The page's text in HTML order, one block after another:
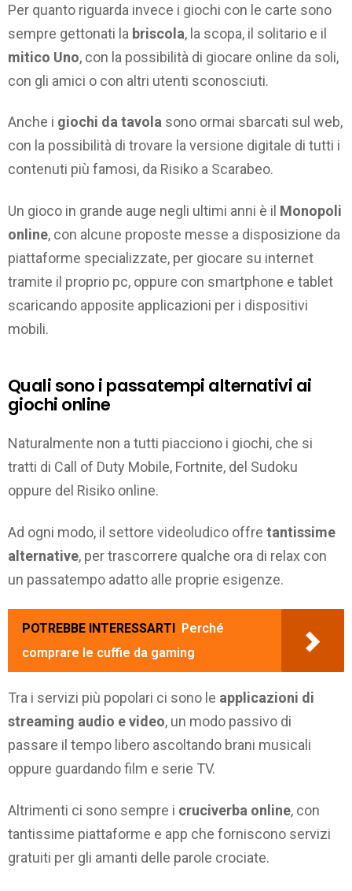
Per quanto riguarda invece i giochi con le carte sono
sempre gettonati la briscola, la scopa, il solitario e il
mitico Uno, con la possibilità di giocare online da soli,
con gli amici o con altri utenti sconosciuti.
Anche i giochi da tavola sono ormai sbarcati sul web,
con la possibilità di trovare la versione digitale di tutti i
contenuti più famosi, da Risiko a Scarabeo.
Un gioco in grande auge negli ultimi anni è il Monopoli
online, con alcune proposte messe a disposizione da
piattaforme specializzate, per giocare su internet
tramite il proprio pc, oppure con smartphone e tablet
scaricando apposite applicazioni per i dispositivi
mobili.
Quali sono i passatempi alternativi ai
giochi online
Naturalmente non a tutti piacciono i giochi, che si
tratti di Call of Duty Mobile, Fortnite, del Sudoku
oppure del Risiko online.
Ad ogni modo, il settore videoludico offre tantissime
alternative, per trascorrere qualche ora di relax con
un passatempo adatto alle proprie esigenze.
POTREBBE INTERESSARTI
Perché
comprare le cuffie da gaming
Tra i servizi più popolari ci sono le applicazioni di
streaming audio e video, un modo passivo di
passare il tempo libero ascoltando brani musicali
oppure guardando film e serie TV.
Altrimenti ci sono sempre i cruciverba online, con
tantissime piattaforme e app che forniscono servizi
gratuiti per gli amanti delle parole crociate.